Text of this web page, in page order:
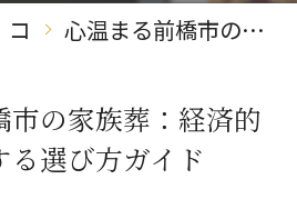
コラム 心温まる前橋市の家族葬：経済的負担を軽減する選び方ガイド
市の家族葬：経済的
る選び方ガイド